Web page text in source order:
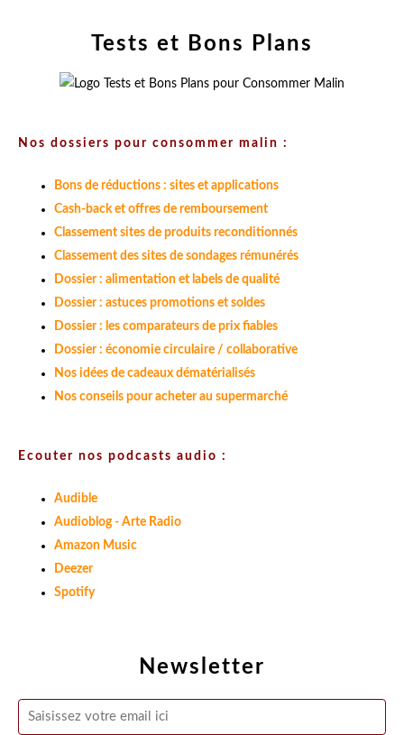
Newsletter
Tests et Bons Plans
Nos dossiers pour consommer malin :
Bons de réductions : sites et applications
Cash-back et offres de remboursement
Classement sites de produits reconditionnés
Classement des sites de sondages rémunérés
Dossier : alimentation et labels de qualité
Dossier : astuces promotions et soldes
Dossier : les comparateurs de prix fiables
Dossier : économie circulaire / collaborative
Nos idées de cadeaux dématérialisés
Nos conseils pour acheter au supermarché
Ecouter nos podcasts audio :
Audible
Audioblog - Arte Radio
Amazon Music
Deezer
Spotify